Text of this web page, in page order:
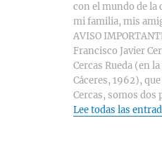
con el mundo de la
mi familia, mis
AVISO
Francisco Javier
Cercas Rueda (en
Cáceres, 1962),
Cercas, somos dos
Lee todas las